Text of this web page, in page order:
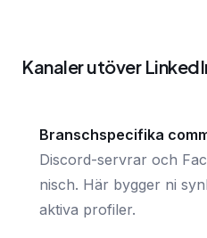
Kanaler utöver
Branschspecifika
Discord-servrar och
nisch. Här bygger ni
aktiva profiler.